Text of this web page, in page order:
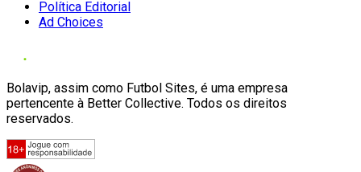
Política Editorial
Ad Choices
Bolavip, assim como Futbol Sites, é uma empresa
pertencente à Better Collective. Todos os direitos
reservados.